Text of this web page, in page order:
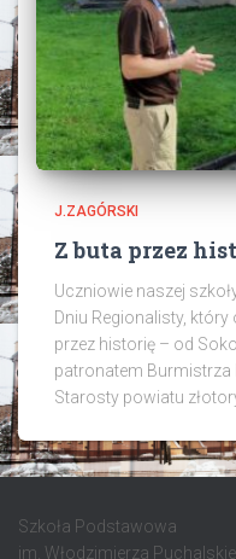
J.ZAGÓRSKI
Z buta przez
Uczniowie naszej
Dniu Regionalisty, który
przez historię – od
patronatem Burmistrza
Starosty powiatu
Szkoła Podstawowa
im. Włodzimierza